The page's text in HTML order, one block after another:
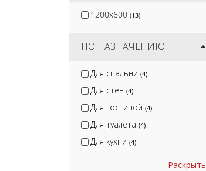
1200x600 (13)
ПО НАЗНАЧЕНИЮ
Для спальни (4)
Для стен (4)
Для гостиной (4)
Для туалета (4)
Для кухни (4)
Раскрыть